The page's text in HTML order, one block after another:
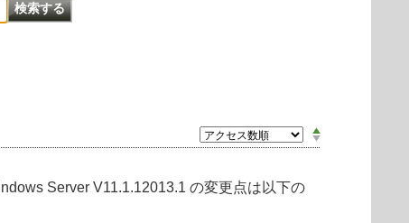
Server V11.1.12013.1 の変更点は以下の